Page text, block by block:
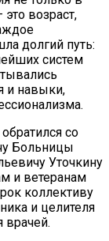
возраст,
долгий путь:
систем
и навыки,
со
Больницы
Уточкину
и ветеранам
коллективу
и целителя
врачей.